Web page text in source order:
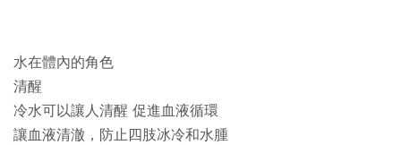
水在體內的角色
清醒
冷水可以讓人清醒 促進血液循環
讓血液清澈，防止四肢冰冷和水腫